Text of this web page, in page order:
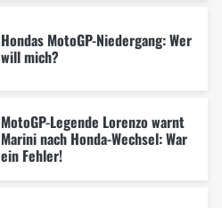
Hondas MotoGP-Niedergang: Wer
will mich?
MotoGP-Legende Lorenzo warnt
Marini nach Honda-Wechsel: War
ein Fehler!